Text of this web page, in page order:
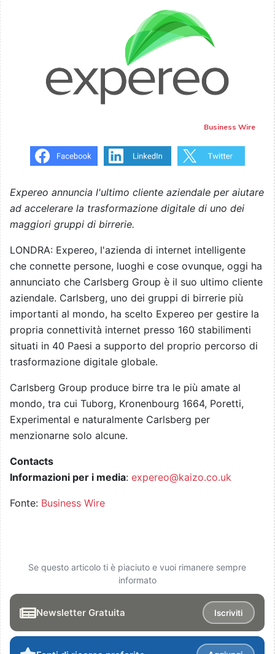
Business Wire
Expereo annuncia l'ultimo cliente aziendale per aiutare
ad accelerare la trasformazione digitale di uno dei
maggiori gruppi di birrerie.
LONDRA: Expereo, l'azienda di internet intelligente
che connette persone, luoghi e cose ovunque, oggi ha
annunciato che Carlsberg Group è il suo ultimo cliente
aziendale. Carlsberg, uno dei gruppi di birrerie più
importanti al mondo, ha scelto Expereo per gestire la
propria connettività internet presso 160 stabilimenti
situati in 40 Paesi a supporto del proprio percorso di
trasformazione digitale globale.
Carlsberg Group produce birre tra le più amate al
mondo, tra cui Tuborg, Kronenbourg 1664, Poretti,
Experimental e naturalmente Carlsberg per
menzionarne solo alcune.
Contacts
Informazioni per i media: expereo@kaizo.co.uk
Fonte: Business Wire
Se questo articolo ti è piaciuto e vuoi rimanere sempre
informato
Newsletter Gratuita Iscriviti